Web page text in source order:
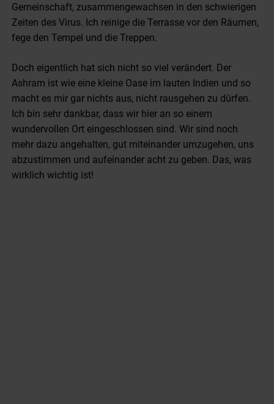
Gemeinschaft, zusammengewachsen in den schwierigen
Zeiten des Virus. Ich reinige die Terrasse vor den Räumen,
fege den Tempel und die Treppen.
Doch eigentlich hat sich nicht so viel verändert. Der
Ashram ist wie eine kleine Oase im lauten Indien und so
macht es mir gar nichts aus, nicht rausgehen zu dürfen.
Ich bin sehr dankbar, dass wir hier an so einem
wundervollen Ort eingeschlossen sind. Wir sind noch
mehr dazu angehalten, gut miteinander umzugehen, uns
abzustimmen und aufeinander acht zu geben. Das, was
wirklich wichtig ist!